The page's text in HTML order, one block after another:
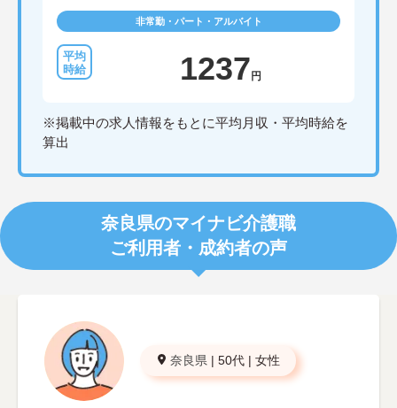
非常勤・パート・アルバイト
1237 円
※掲載中の求人情報をもとに平均月収・平均時給を
算出
奈良県のマイナビ介護職
ご利用者・成約者の声
奈良県 | 50代 | 女性